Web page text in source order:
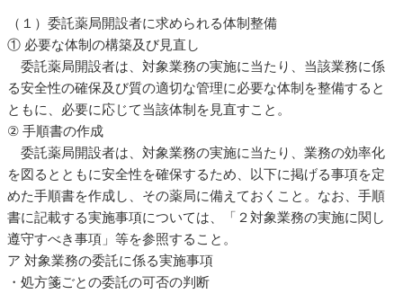
（１）委託薬局開設者に求められる体制整備
① 必要な体制の構築及び見直し
委託薬局開設者は、対象業務の実施に当たり、当該業務に係
る安全性の確保及び質の適切な管理に必要な体制を整備すると
ともに、必要に応じて当該体制を見直すこと。
② 手順書の作成
委託薬局開設者は、対象業務の実施に当たり、業務の効率化
を図るとともに安全性を確保するため、以下に掲げる事項を定
めた手順書を作成し、その薬局に備えておくこと。なお、手順
書に記載する実施事項については、「２対象業務の実施に関し
遵守すべき事項」等を参照すること。
ア 対象業務の委託に係る実施事項
・処方箋ごとの委託の可否の判断